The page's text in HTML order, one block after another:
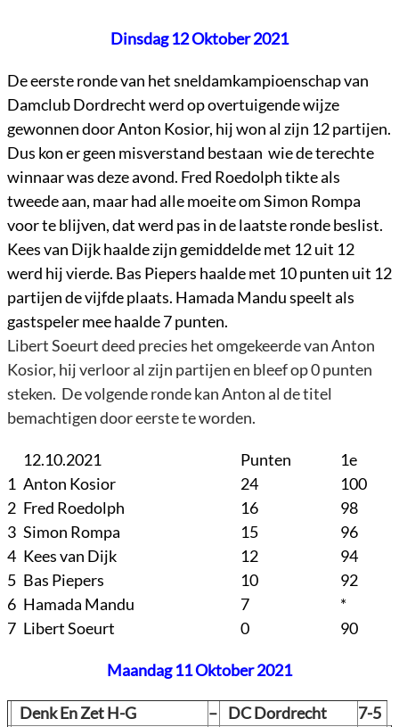
Dinsdag 12 Oktober 2021
De eerste ronde van het sneldamkampioenschap van
Damclub Dordrecht werd op overtuigende wijze
gewonnen door Anton Kosior, hij won al zijn 12 partijen.
Dus kon er geen misverstand bestaan wie de terechte
winnaar was deze avond. Fred Roedolph tikte als
tweede aan, maar had alle moeite om Simon Rompa
voor te blijven, dat werd pas in de laatste ronde beslist.
Kees van Dijk haalde zijn gemiddelde met 12 uit 12
werd hij vierde. Bas Piepers haalde met 10 punten uit 12
partijen de vijfde plaats. Hamada Mandu speelt als
gastspeler mee haalde 7 punten.
Libert Soeurt deed precies het omgekeerde van Anton
Kosior, hij verloor al zijn partijen en bleef op 0 punten
steken. De volgende ronde kan Anton al de titel
bemachtigen door eerste te worden.
12.10.2021 Punten
1e
1 Anton Kosior 24
100
2 Fred Roedolph 16
98
3 Simon Rompa 15
96
4 Kees van Dijk 12
94
5 Bas Piepers 10
92
6 Hamada Mandu 7
*
7 Libert Soeurt 0 90
Maandag 11 Oktober 2021
Denk En Zet H-G – DC Dordrecht 7-5